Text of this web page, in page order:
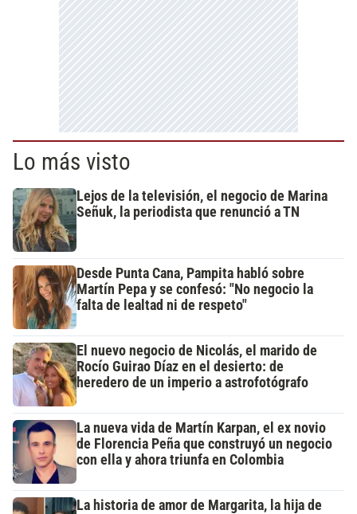
Lo más visto
Lejos de la televisión, el negocio de Marina
Señuk, la periodista que renunció a TN
Desde Punta Cana, Pampita habló sobre
Martín Pepa y se confesó: "No negocio la
falta de lealtad ni de respeto"
El nuevo negocio de Nicolás, el marido de
Rocío Guirao Díaz en el desierto: de
heredero de un imperio a astrofotógrafo
La nueva vida de Martín Karpan, el ex novio
de Florencia Peña que construyó un negocio
con ella y ahora triunfa en Colombia
La historia de amor de Margarita, la hija de